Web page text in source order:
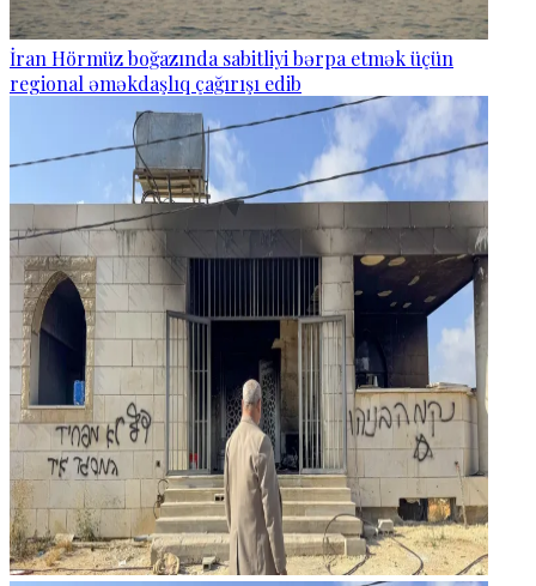
İran Hörmüz boğazında sabitliyi bərpa etmək üçün
regional əməkdaşlıq çağırışı edib